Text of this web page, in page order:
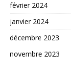
février 2024
janvier 2024
décembre 2023
novembre 2023